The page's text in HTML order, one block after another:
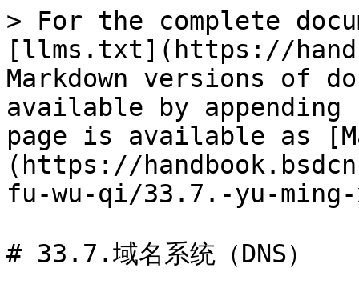
> For the complete
[llms.txt](https://
Markdown versions of
available by
page is available as
(https://
fu-wu-qi/33.7.-yu-
# 33.7.域名系统（DNS）